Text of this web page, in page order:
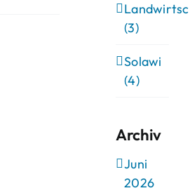
(3)
Solawi
(4)
Archiv
Juni
2026